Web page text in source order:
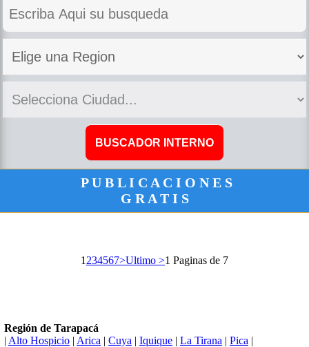
P U B L I C A C I O N E S
G R A T I S
1 234567>Ultimo >1 Paginas de 7
Región de Tarapacá
| Alto Hospicio | Arica | Cuya | Iquique | La Tirana | Pica |